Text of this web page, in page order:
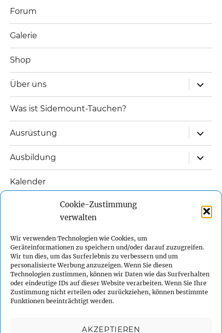
Cookie-Zustimmung
verwalten
Wir verwenden Technologien wie Cookies, um
Geräteinformationen zu speichern und/oder darauf zuzugreifen.
Wir tun dies, um das Surferlebnis zu verbessern und um
personalisierte Werbung anzuzeigen. Wenn Sie diesen
Technologien zustimmen, können wir Daten wie das Surfverhalten
oder eindeutige IDs auf dieser Website verarbeiten. Wenn Sie Ihre
Zustimmung nicht erteilen oder zurückziehen, können bestimmte
Funktionen beeinträchtigt werden.
AKZEPTIEREN
Forum
Galerie
Shop
Über uns
öffnen
Was ist Sidemount-Tauchen?
Ausrüstung
öffnen
Ausbildung
öffnen
Kalender
öffnen
Impressum
Datenschutzerklärung
Cookie-Richtlinie (EU)